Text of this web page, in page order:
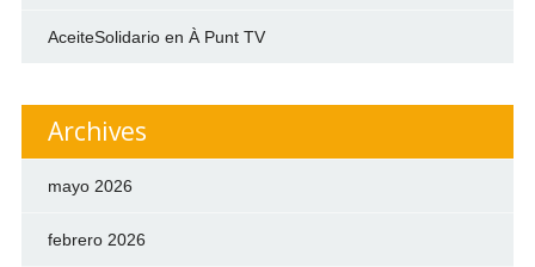
AceiteSolidario en À Punt TV
Archives
mayo 2026
febrero 2026